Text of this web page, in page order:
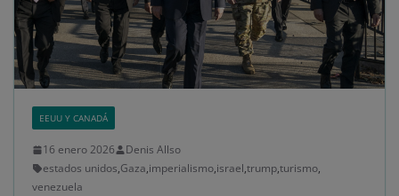
EEUU Y CANADÁ
16 enero 2026
Denis Allso
estados unidos,Gaza,imperialismo,israel,trump,turismo,
venezuela